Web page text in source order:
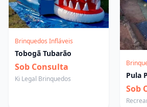
Máximo
Brinquedos Infláveis
Tobogã Tubarão
Sob Consulta
Ki Legal Brinquedos Pula
Sob